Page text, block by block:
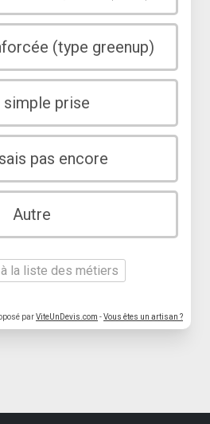
(type greenup)
simple prise
pas encore
Autre
la liste des métiers
parViteUnDevis.com -Vous êtes un artisan ?